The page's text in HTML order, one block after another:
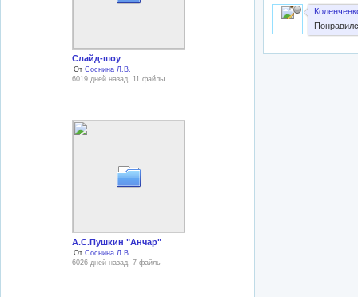
Слайд-шоу
От Соснина Л.В.
6019 дней назад, 11 файлы
А.С.Пушкин "Анчар"
От Соснина Л.В.
6026 дней назад, 7 файлы